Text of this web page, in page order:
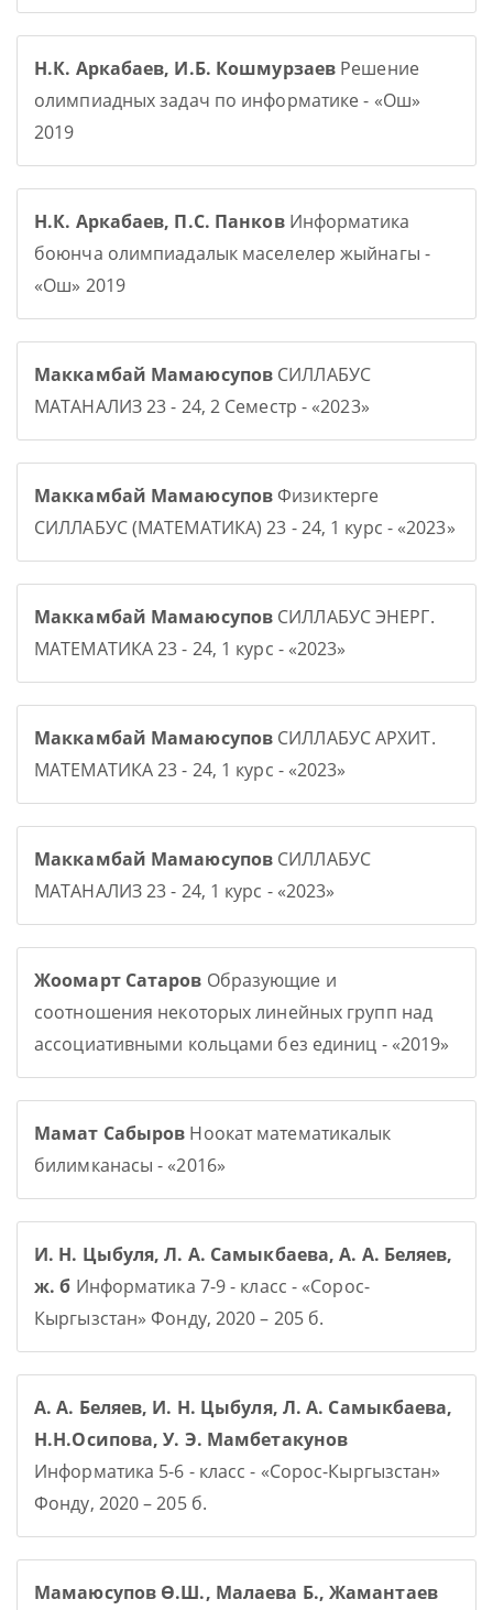
Н.К. Аркабаев, И.Б. Кошмурзаев Решение
олимпиадных задач по информатике - «Ош»
2019
Н.К. Аркабаев, П.С. ПанковИнформатика
боюнча олимпиадалык маселелер жыйнагы -
«Ош» 2019
Маккамбай Мамаюсупов СИЛЛАБУС
МАТАНАЛИЗ 23 - 24, 2 Семестр - «2023»
Маккамбай МамаюсуповФизиктерге
СИЛЛАБУС (МАТЕМАТИКА) 23 - 24, 1 курс - «2023»
Маккамбай Мамаюсупов СИЛЛАБУС ЭНЕРГ.
МАТЕМАТИКА 23 - 24, 1 курс - «2023»
Маккамбай Мамаюсупов СИЛЛАБУС АРХИТ.
МАТЕМАТИКА 23 - 24, 1 курс - «2023»
Маккамбай Мамаюсупов СИЛЛАБУС
МАТАНАЛИЗ 23 - 24, 1 курс - «2023»
Жоомарт Сатаров Образующие и
соотношения некоторых линейных групп над
ассоциативными кольцами без единиц - «2019»
Мамат Сабыров Ноокат математикалык
билимканасы - «2016»
И. Н. Цыбуля, Л. А. Самыкбаева, А. А. Беляев,
ж. б Информатика 7-9 - класс - «Сорос-
Кыргызстан» Фонду, 2020 – 205 б.
А. А. Беляев, И. Н. Цыбуля, Л. А. Самыкбаева,
Н.Н.Осипова, У. Э. Мамбетакунов
Информатика 5-6 - класс - «Сорос-Кыргызстан»
Фонду, 2020 – 205 б.
Мамаюсупов Ө.Ш., Малаева Б., Жамантаев